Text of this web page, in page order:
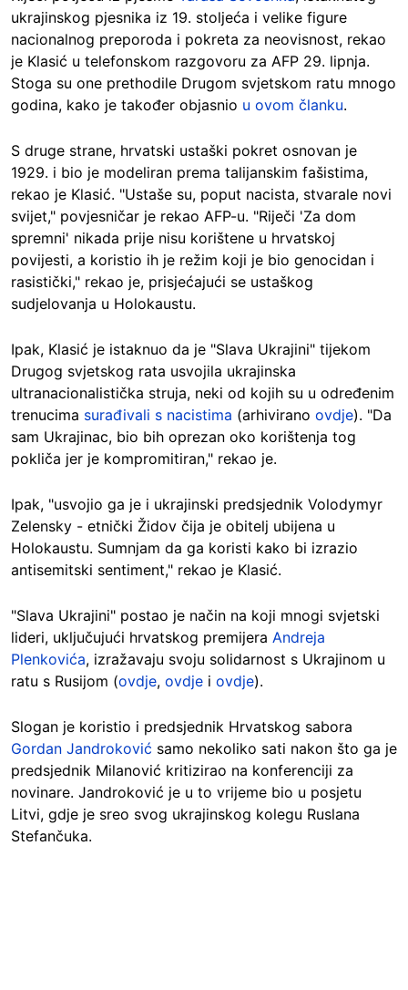
ukrajinskog pjesnika iz 19. stoljeća i velike figure
nacionalnog preporoda i pokreta za neovisnost, rekao
je Klasić u telefonskom razgovoru za AFP 29. lipnja.
Stoga su one prethodile Drugom svjetskom ratu mnogo
godina, kako je također objasnio u ovom članku.
S druge strane, hrvatski ustaški pokret osnovan je
1929. i bio je modeliran prema talijanskim fašistima,
rekao je Klasić. "Ustaše su, poput nacista, stvarale novi
svijet," povjesničar je rekao AFP-u. "Riječi 'Za dom
spremni' nikada prije nisu korištene u hrvatskoj
povijesti, a koristio ih je režim koji je bio genocidan i
rasistički," rekao je, prisjećajući se ustaškog
sudjelovanja u Holokaustu.
Ipak, Klasić je istaknuo da je "Slava Ukrajini" tijekom
Drugog svjetskog rata usvojila ukrajinska
ultranacionalistička struja, neki od kojih su u određenim
trenucima surađivali s nacistima (arhivirano ovdje). "Da
sam Ukrajinac, bio bih oprezan oko korištenja tog
pokliča jer je kompromitiran," rekao je.
Ipak, "usvojio ga je i ukrajinski predsjednik Volodymyr
Zelensky - etnički Židov čija je obitelj ubijena u
Holokaustu. Sumnjam da ga koristi kako bi izrazio
antisemitski sentiment," rekao je Klasić.
"Slava Ukrajini" postao je način na koji mnogi svjetski
lideri, uključujući hrvatskog premijera Andreja
Plenkovića, izražavaju svoju solidarnost s Ukrajinom u
ratu s Rusijom (ovdje, ovdje i ovdje).
Slogan je koristio i predsjednik Hrvatskog sabora
Gordan Jandroković samo nekoliko sati nakon što ga je
predsjednik Milanović kritizirao na konferenciji za
novinare. Jandroković je u to vrijeme bio u posjetu
Litvi, gdje je sreo svog ukrajinskog kolegu Ruslana
Stefančuka.